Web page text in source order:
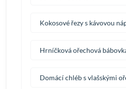
Kokosové řezy s kávovou
Hrníčková ořechová
Domácí chléb s vlašskými